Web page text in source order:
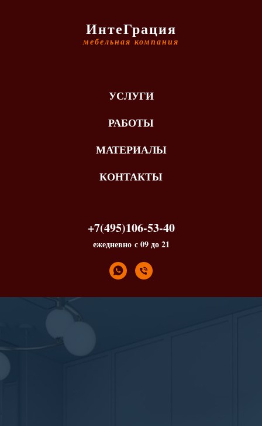
ИнтеГрация
мебельная компания
УСЛУГИ
РАБОТЫ
МАТЕРИАЛЫ
КОНТАКТЫ
+7(495)106-53-40
ежедневно с 09 до 21